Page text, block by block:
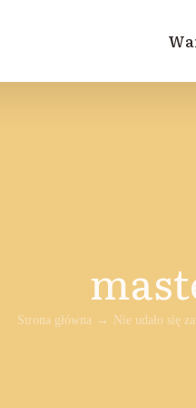
Strona główna Nie udało się